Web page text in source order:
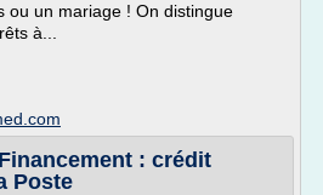
ou un mariage ! On distingue
à...
: crédit
Poste